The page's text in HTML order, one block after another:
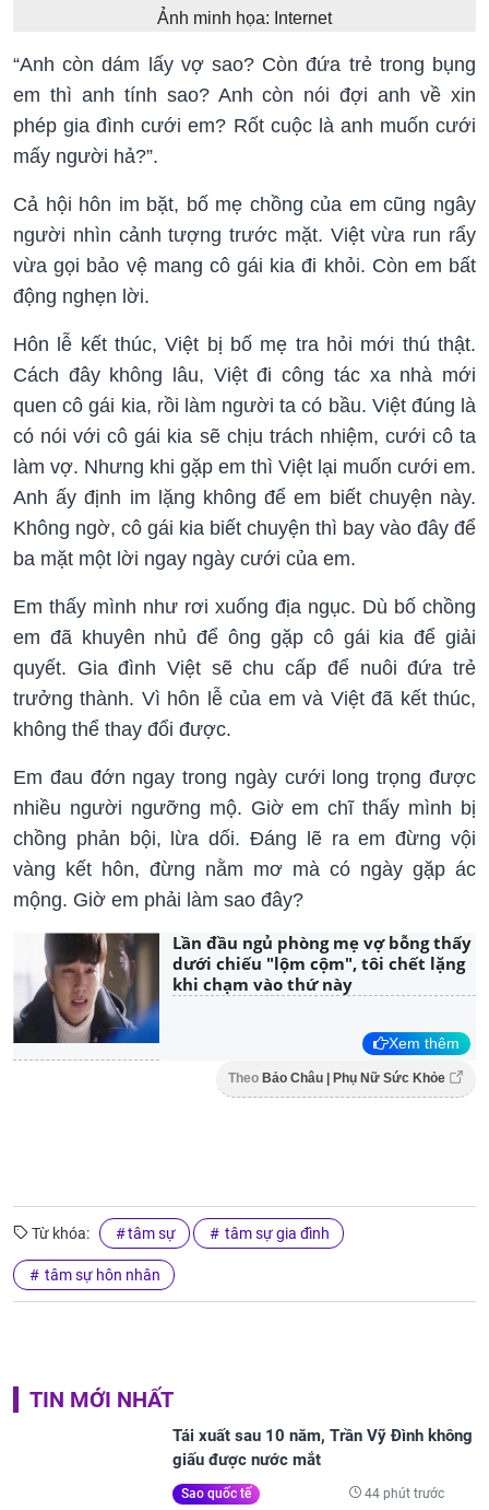
Ảnh minh họa: Internet
“Anh còn dám lấy vợ sao? Còn đứa trẻ trong bụng
em thì anh tính sao? Anh còn nói đợi anh về xin
phép gia đình cưới em? Rốt cuộc là anh muốn cưới
mấy người hả?”.
Cả hội hôn im bặt, bố mẹ chồng của em cũng ngây
người nhìn cảnh tượng trước mặt. Việt vừa run rẩy
vừa gọi bảo vệ mang cô gái kia đi khỏi. Còn em bất
động nghẹn lời.
Hôn lễ kết thúc, Việt bị bố mẹ tra hỏi mới thú thật.
Cách đây không lâu, Việt đi công tác xa nhà mới
quen cô gái kia, rồi làm người ta có bầu. Việt đúng là
có nói với cô gái kia sẽ chịu trách nhiệm, cưới cô ta
làm vợ. Nhưng khi gặp em thì Việt lại muốn cưới em.
Anh ấy định im lặng không để em biết chuyện này.
Không ngờ, cô gái kia biết chuyện thì bay vào đây để
ba mặt một lời ngay ngày cưới của em.
Em thấy mình như rơi xuống địa ngục. Dù bố chồng
em đã khuyên nhủ để ông gặp cô gái kia để giải
quyết. Gia đình Việt sẽ chu cấp để nuôi đứa trẻ
trưởng thành. Vì hôn lễ của em và Việt đã kết thúc,
không thể thay đổi được.
Em đau đớn ngay trong ngày cưới long trọng được
nhiều người ngưỡng mộ. Giờ em chĩ thấy mình bị
chồng phản bội, lừa dối. Đáng lẽ ra em đừng vội
vàng kết hôn, đừng nằm mơ mà có ngày gặp ác
mộng. Giờ em phải làm sao đây?
Lần đầu ngủ phòng mẹ vợ bỗng thấy
dưới chiếu "lộm cộm", tôi chết lặng
khi chạm vào thứ này
Xem thêm
Theo Bảo Châu | Phụ Nữ Sức Khỏe
Từ khóa: tâm sự tâm sự gia đình
tâm sự hôn nhân
TIN MỚI NHẤT
Tái xuất sau 10 năm, Trần Vỹ Đình không
giấu được nước mắt
Sao quốc tế 44 phút trước